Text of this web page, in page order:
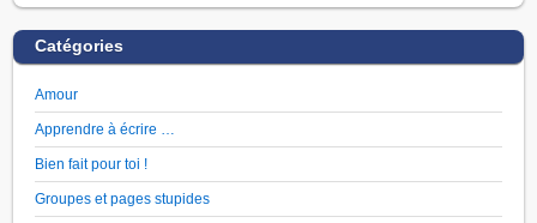
Catégories
Amour
Apprendre à écrire …
Bien fait pour toi !
Groupes et pages stupides